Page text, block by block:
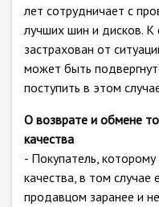
лет сотрудничает с
лучших шин и дисков. К
застрахован от
может быть
поступить в этом
О возврате и обмене
качества
- Покупатель,
качества, в том случае
продавцом заранее и